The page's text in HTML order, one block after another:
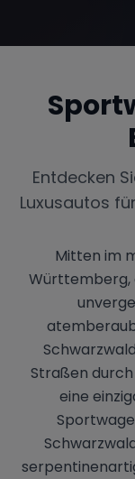
Entdecken
Luxusautos
Mitten im
Württemberg,
Straßen
eine